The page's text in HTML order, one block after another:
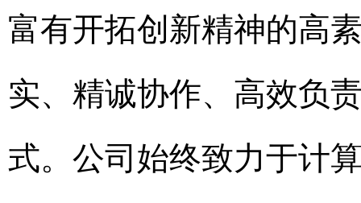
富有开拓创新精神的高
实、精诚协作、高效负
式。公司始终致力于计